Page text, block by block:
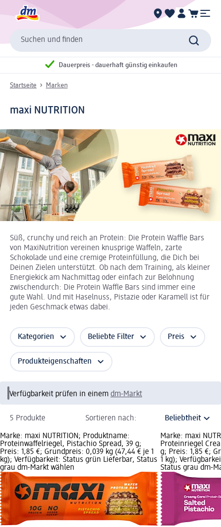
Suchen und finden
Dauerpreis - dauerhaft günstig einkaufen
Startseite Marken
maxi NUTRITION
Süß, crunchy und reich an Protein: Die Protein Waffle Bars
von MaxiNutrition vereinen knusprige Waffeln, zarte
Schokolade und eine cremige Proteinfüllung, die Dich bei
Deinen Zielen unterstützt. Ob nach dem Training, als kleiner
Energiekick am Nachmittag oder einfach zur Belohnung
zwischendurch: Die Protein Waffle Bars sind immer eine
gute Wahl. Und mit Haselnuss, Pistazie oder Karamell ist für
jeden Geschmack etwas dabei.
Kategorien Beliebte Filter Preis
Produkteigenschaften
Verfügbarkeit prüfen in einem dm-Markt
5 Produkte Sortieren nach:
Marke: maxi NUTRITION; Produktname:
Proteinwaffelriegel, Pistachio Spread, 39 g;
Preis: 1,85 €; Grundpreis: 0,039 kg (47,44 € je 1
kg); Verfügbarkeit: Status grün Lieferbar, Status
grau dm-Markt wählen
Marke: maxi
Proteinriegel
g; Preis: 1,85 €;
1 kg);
Status grau dm-